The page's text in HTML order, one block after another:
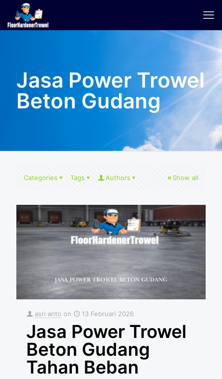
Jasa Power Trowel
Beton Gudang
Categories Tags Authors Show all
asri anto on 13 Februari 2026
Jasa Power Trowel
Beton Gudang
Tahan Beban